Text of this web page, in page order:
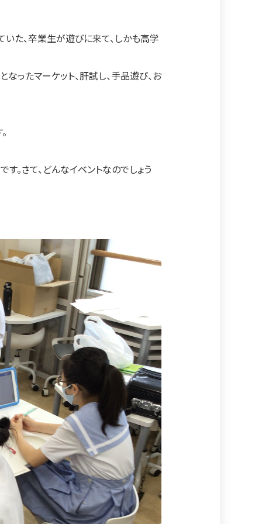
た、卒業生が遊びに来て、しかも高学
なったマーケット、肝試し、手品遊び、お
。さて、どんなイベントなのでしょう